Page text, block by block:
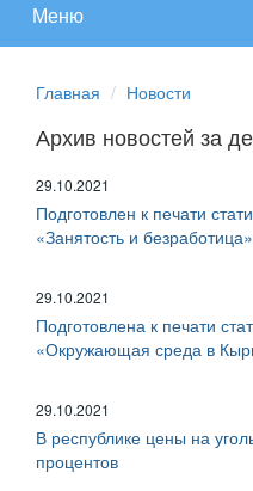
Меню
Главная Новости
Архив новостей за
29.10.2021
Подготовлен к печати
«Занятость и безработица»
29.10.2021
Подготовлена к печати
«Окружающая среда в
29.10.2021
В республике цены на
процентов